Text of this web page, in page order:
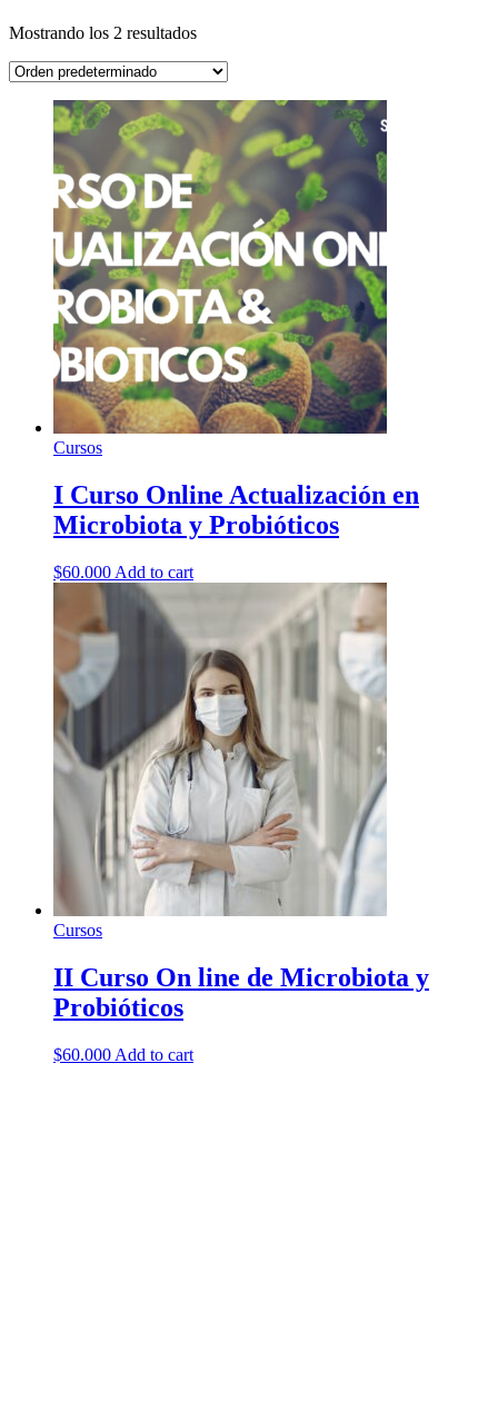
Mostrando los 2 resultados
Cursos
I Curso Online Actualización en
Microbiota y Probióticos
$60.000 Add to cart
Cursos
II Curso On line de Microbiota y
Probióticos
$60.000 Add to cart